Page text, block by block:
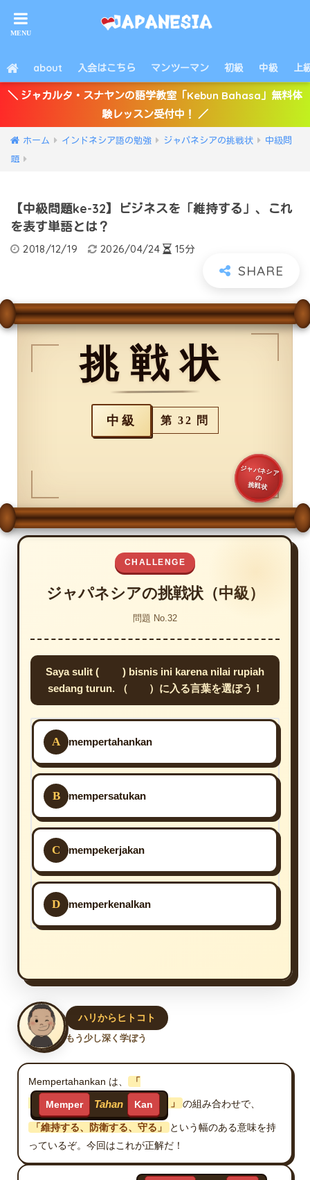
about 入会はこちら マンツーマン 初級 中級 上
＼ ジャカルタ・スナヤンの語学教室「Kebun Bahasa」無料体
験レッスン受付中！ ／
ホーム インドネシア語の勉強 ジャパネシアの挑戦状
中級問
題
【中級問題ke-32】ビジネスを「維持する」、これ
を表す単語とは？
2018/12/19 2026/04/24 15分
挑戦状
中級 第 32 問
ジャパネシア
の
挑戦状
CHALLENGE
ジャパネシアの挑戦状（中級）
問題 No.32
Saya sulit ( ) bisnis ini karena nilai rupiah
sedang turun. （ ）に入る言葉を選ぼう！
A mempertahankan
B mempersatukan
C mempekerjakan
D memperkenalkan
ハリからヒトコト
もう少し深く学ぼう
Mempertahankan は、 「
Memper Tahan Kan 」 の組み合わせで、
「維持する、防衛する、守る」
という幅のある意味を持
っているぞ。今回はこれが正解だ！